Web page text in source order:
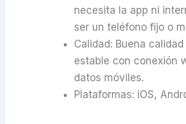
necesita la app ni
ser un teléfono fijo o
Calidad: Buena
estable con conexión
datos móviles.
Plataformas: iOS,